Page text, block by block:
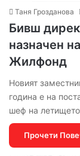
Таня Грозданова
Бивш
назначен
Жилфонд
Новият
година е на
шеф на
Прочети